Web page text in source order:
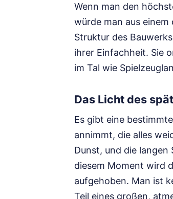
Wenn man den
würde man aus
Struktur des
ihrer Einfachheit. Sie
im Tal wie
Das Licht des
Es gibt eine
annimmt, die alles
Dunst, und die
diesem Moment wird
aufgehoben. Man ist
Teil eines großen,